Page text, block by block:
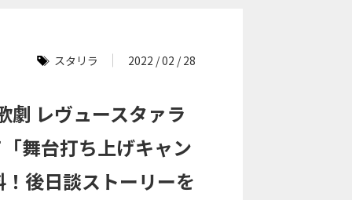
スタリラ 2022 / 02 / 28
レヴュースタァラ
舞台打ち上げキャン
後日談ストーリーを